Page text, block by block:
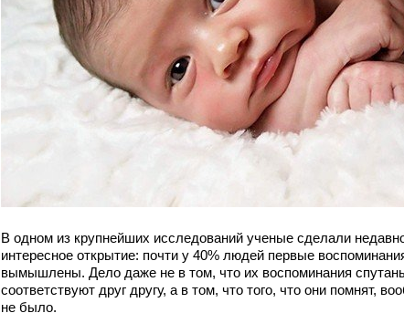
В одном из крупнейших исследований ученые сделали
интересное открытие: почти у 40% людей первые
вымышлены. Дело даже не в том, что их воспоминания
соответствуют друг другу, а в том, что того, что они помнят,
не было.